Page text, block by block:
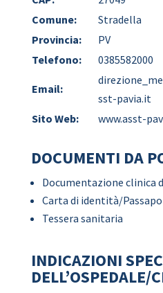
Comune:
Stradella
Provincia:
PV
Telefono:
0385582000
Email:
sst-pavia.it
Sito Web:
www.asst-
DOCUMENTI DA
Documentazione clinica
Carta di identità/
Tessera sanitaria
INDICAZIONI
DELL’OSPEDALE/